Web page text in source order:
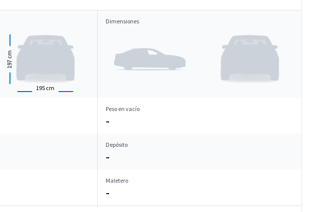
195 cm
197
cm
Dimensiones
Peso en vacío
–
Depósito
–
Maletero
–